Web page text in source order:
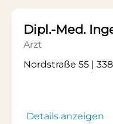
Dipl.-Med.
Arzt
Nordstraße 55 |
Details anzeigen